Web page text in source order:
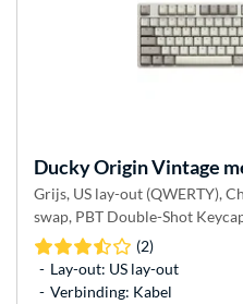
DuckyOrigin Vintage
Grijs, US lay-out (QWERTY),
swap, PBT Double-Shot
(2)
Lay-out: US lay-out
Verbinding: Kabel